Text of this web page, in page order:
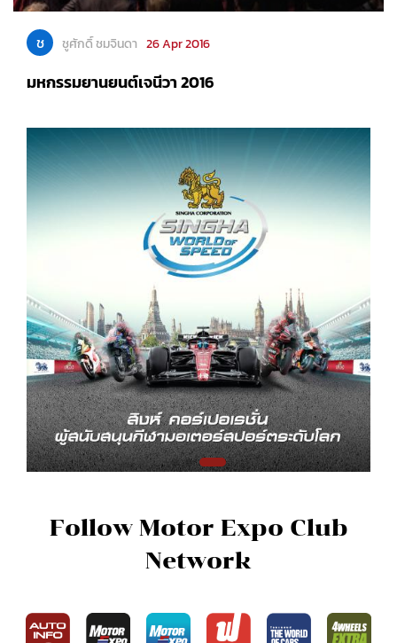
ช ชูศักดิ์ ชมจินดา 26 Apr 2016
มหกรรมยานยนต์เจนีวา 2016
Follow Motor Expo Club
Network